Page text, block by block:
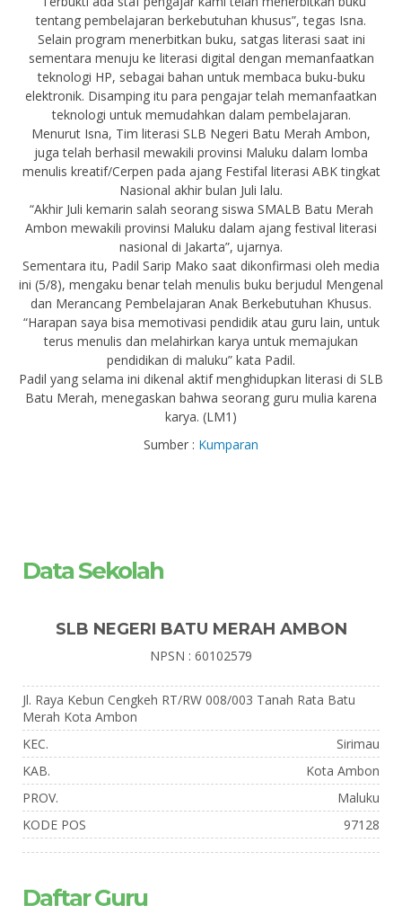
tentang pembelajaran berkebutuhan khusus”, tegas Isna.
Selain program menerbitkan buku, satgas literasi saat ini
sementara menuju ke literasi digital dengan memanfaatkan
teknologi HP, sebagai bahan untuk membaca buku-buku
elektronik. Disamping itu para pengajar telah memanfaatkan
teknologi untuk memudahkan dalam pembelajaran.
Menurut Isna, Tim literasi SLB Negeri Batu Merah Ambon,
juga telah berhasil mewakili provinsi Maluku dalam lomba
menulis kreatif/Cerpen pada ajang Festifal literasi ABK tingkat
Nasional akhir bulan Juli lalu.
“Akhir Juli kemarin salah seorang siswa SMALB Batu Merah
Ambon mewakili provinsi Maluku dalam ajang festival literasi
nasional di Jakarta”, ujarnya.
Sementara itu, Padil Sarip Mako saat dikonfirmasi oleh media
ini (5/8), mengaku benar telah menulis buku berjudul Mengenal
dan Merancang Pembelajaran Anak Berkebutuhan Khusus.
“Harapan saya bisa memotivasi pendidik atau guru lain, untuk
terus menulis dan melahirkan karya untuk memajukan
pendidikan di maluku” kata Padil.
Padil yang selama ini dikenal aktif menghidupkan literasi di SLB
Batu Merah, menegaskan bahwa seorang guru mulia karena
karya. (LM1)
Sumber : Kumparan
Data Sekolah
SLB NEGERI BATU MERAH AMBON
NPSN : 60102579
Jl. Raya Kebun Cengkeh RT/RW 008/003 Tanah Rata Batu
Merah Kota Ambon
KEC.
Sirimau
KAB.
Kota Ambon
PROV.
Maluku
KODE POS
97128
Daftar Guru